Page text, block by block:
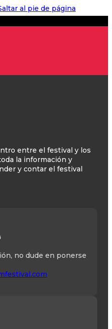
al pie de página
entre el festival y los
la información y
y contar el festival
no dude en ponerse